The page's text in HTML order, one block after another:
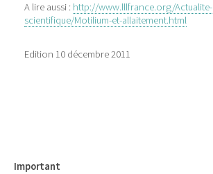
A lire aussi : http://www.lllfrance.org/Actualite-
scientifique/Motilium-et-allaitement.html
Edition 10 décembre 2011
Important